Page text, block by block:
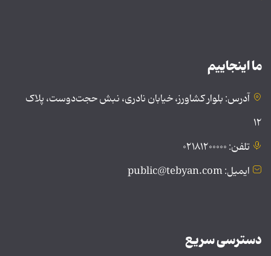
ما اینجاییم
آدرس: بلوار کشاورز، خیابان نادری، نبش حجت‌دوست، پلاک
۱۲
تلفن: ۰۲۱۸۱۲۰۰۰۰۰
ایمیل: public@tebyan.com
دسترسی سریع